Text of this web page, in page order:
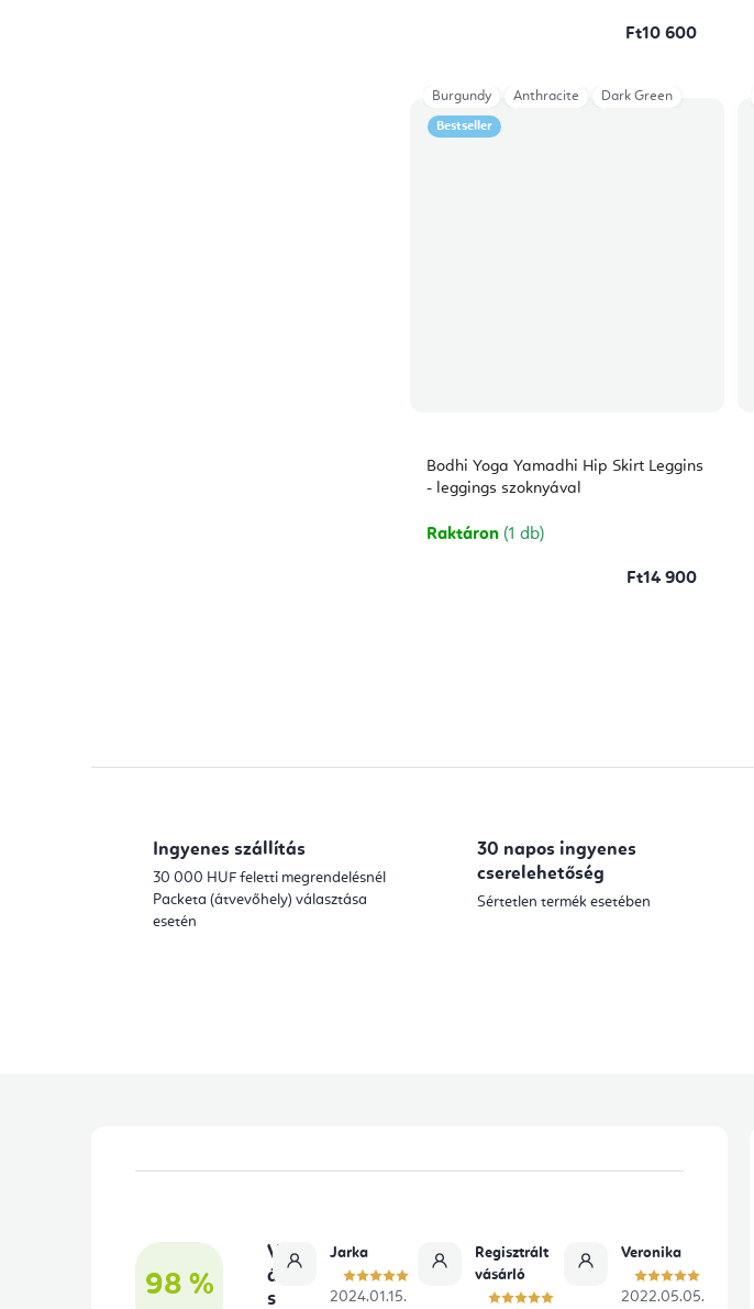
Ft10 600
Bestseller
Bodhi Yoga Yamadhi Hip Skirt Leggins
- leggings szoknyával
Raktáron (1 db)
Ft14 900
Burgundy Anthracite Dark Green
Ingyenes szállítás
30 000 HUF feletti megrendelésnél
Packeta (átvevőhely) választása
esetén
30 napos ingyenes
cserelehetőség
Sértetlen termék esetében
98 %
V
á
s
Jarka
2024.01.15.
Regisztrált
vásárló
Veronika
2022.05.05.